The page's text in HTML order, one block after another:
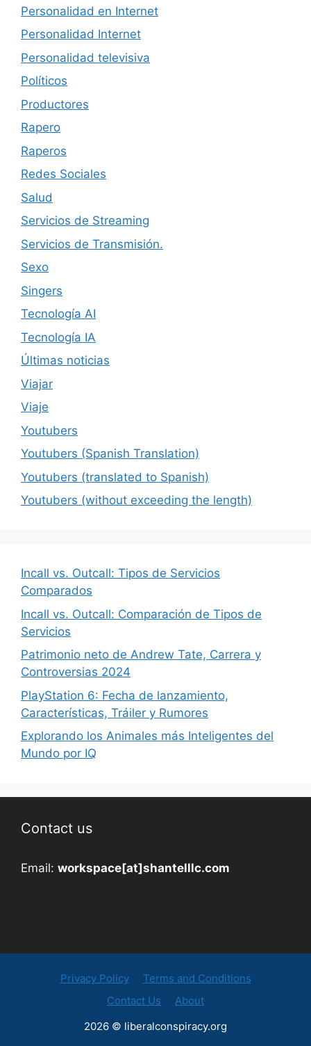
Personalidad en Internet
Personalidad Internet
Personalidad televisiva
Políticos
Productores
Rapero
Raperos
Redes Sociales
Salud
Servicios de Streaming
Servicios de Transmisión.
Sexo
Singers
Tecnología AI
Tecnología IA
Últimas noticias
Viajar
Viaje
Youtubers
Youtubers (Spanish Translation)
Youtubers (translated to Spanish)
Youtubers (without exceeding the length)
Incall vs. Outcall: Tipos de Servicios
Comparados
Incall vs. Outcall: Comparación de Tipos de
Servicios
Patrimonio neto de Andrew Tate, Carrera y
Controversias 2024
PlayStation 6: Fecha de lanzamiento,
Características, Tráiler y Rumores
Explorando los Animales más Inteligentes del
Mundo por IQ
Contact us
Email: workspace[at]shantelllc.com
Privacy Policy
Terms and Conditions
Contact Us
About
2026 © liberalconspiracy.org